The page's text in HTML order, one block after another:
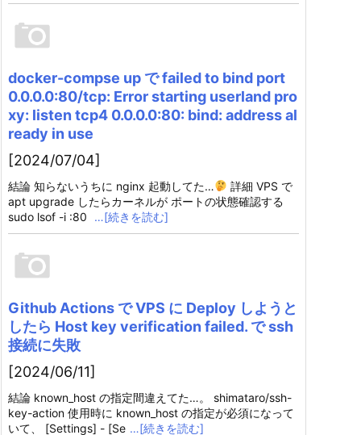
docker-compse up で failed to bind port
0.0.0.0:80/tcp: Error starting userland pro
xy: listen tcp4 0.0.0.0:80: bind: address al
ready in use
[2024/07/04]
結論 知らないうちに nginx 起動してた…
詳細 VPS で
apt upgrade したらカーネルが ポートの状態確認する
sudo lsof -i :80
…[続きを読む]
Github Actions で VPS に Deploy しようと
したら Host key verification failed. で ssh
接続に失敗
[2024/06/11]
結論 known_host の指定間違えてた…。 shimataro/ssh-
key-action 使用時に known_host の指定が必須になって
いて、 [Settings] - [Se …[続きを読む]